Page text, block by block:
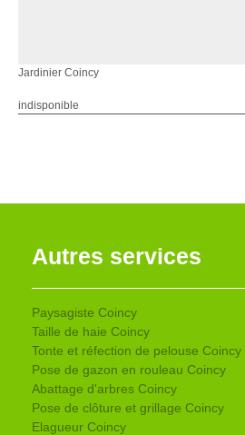
Jardinier Coincy
indisponible
Autres services
Paysagiste Coincy
Taille de haie Coincy
Tonte et réfection de pelouse Coincy
Pose de gazon en rouleau Coincy
Abattage d'arbres Coincy
Pose de clôture et grillage Coincy
Elagueur Coincy